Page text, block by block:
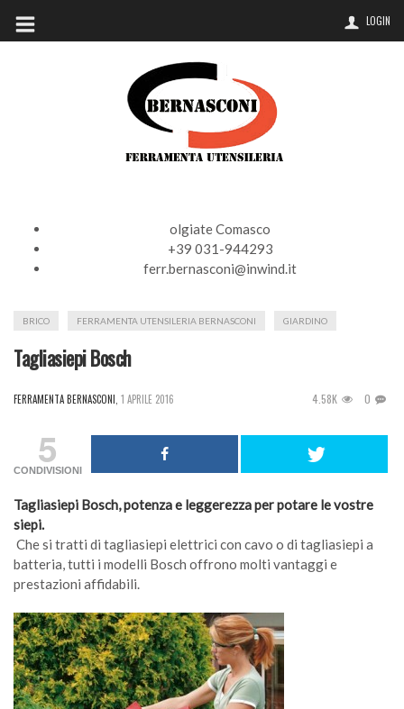
LOGIN
olgiate Comasco
+39 031-944293
ferr.bernasconi@inwind.it
BRICO FERRAMENTA UTENSILERIA BERNASCONI GIARDINO
Tagliasiepi Bosch
FERRAMENTA BERNASCONI 1 APRILE 2016 4.58K 0
5
CONDIVISIONI
Tagliasiepi Bosch, potenza e leggerezza per potare le vostre
siepi.
Che si tratti di tagliasiepi elettrici con cavo o di tagliasiepi a
batteria, tutti i modelli Bosch offrono molti vantaggi e
prestazioni affidabili.